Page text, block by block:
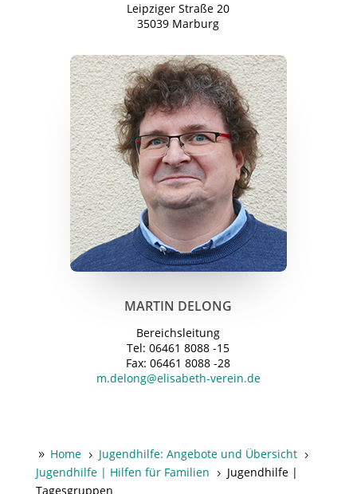
Leipziger Straße 20
35039 Marburg
MARTIN DELONG
Bereichsleitung
Tel: 06461 8088 -15
Fax: 06461 8088 -28
m.delong@elisabeth-verein.de
9 Home 5 Jugendhilfe: Angebote und Übersicht 5
Jugendhilfe | Hilfen für Familien 5
Jugendhilfe |
Tagesgruppen